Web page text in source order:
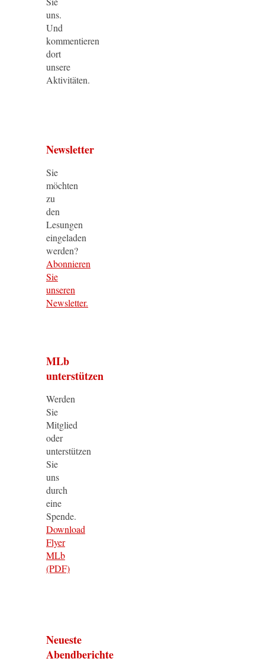
uns.
Und
kommentieren
dort
unsere
Aktivitäten.
Newsletter
Sie
möchten
zu
den
Lesungen
eingeladen
werden?
Abonnieren
Sie
unseren
Newsletter.
MLb
unterstützen
Werden
Sie
Mitglied
oder
unterstützen
Sie
uns
durch
eine
Spende.
Download
Flyer
MLb
(PDF)
Neueste
Abendberichte